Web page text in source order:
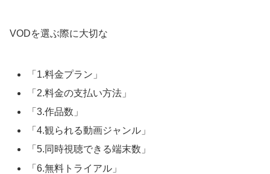
VODを選ぶ際に大切な
「1.料金プラン」
「2.料金の支払い方法」
「3.作品数」
「4.観られる動画ジャンル」
「5.同時視聴できる端末数」
「6.無料トライアル」